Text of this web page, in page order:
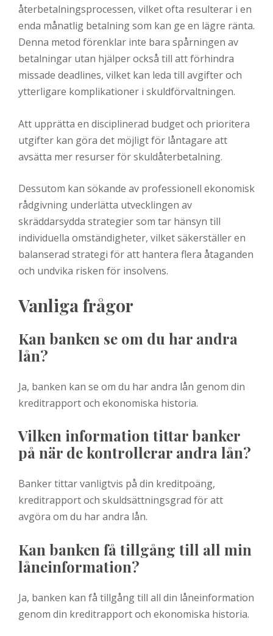
återbetalningsprocessen, vilket ofta resulterar i en
enda månatlig betalning som kan ge en lägre ränta.
Denna metod förenklar inte bara spårningen av
betalningar utan hjälper också till att förhindra
missade deadlines, vilket kan leda till avgifter och
ytterligare komplikationer i skuldförvaltningen.
Att upprätta en disciplinerad budget och prioritera
utgifter kan göra det möjligt för låntagare att
avsätta mer resurser för skuldåterbetalning.
Dessutom kan sökande av professionell ekonomisk
rådgivning underlätta utvecklingen av
skräddarsydda strategier som tar hänsyn till
individuella omständigheter, vilket säkerställer en
balanserad strategi för att hantera flera åtaganden
och undvika risken för insolvens.
Vanliga frågor
Kan banken se om du har andra
lån?
Ja, banken kan se om du har andra lån genom din
kreditrapport och ekonomiska historia.
Vilken information tittar banker
på när de kontrollerar andra lån?
Banker tittar vanligtvis på din kreditpoäng,
kreditrapport och skuldsättningsgrad för att
avgöra om du har andra lån.
Kan banken få tillgång till all min
låneinformation?
Ja, banken kan få tillgång till all din låneinformation
genom din kreditrapport och ekonomiska historia.